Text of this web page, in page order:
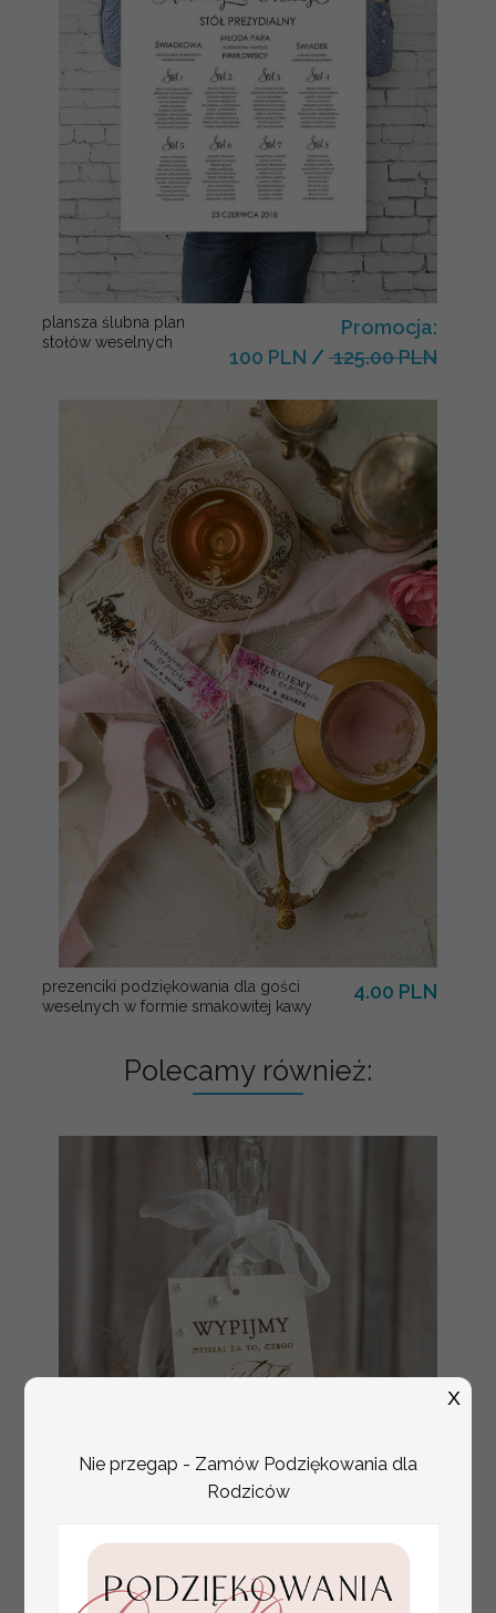
plansza ślubna plan
stołów weselnych
Promocja:
100 PLN / 125.00 PLN
prezenciki podziękowania dla gości
weselnych w formie smakowitej kawy
4.00 PLN
Polecamy również:
złote ślubne zawieszki
Promocja:
Nie przegap - Zamów Podziękowania dla
Rodziców
X